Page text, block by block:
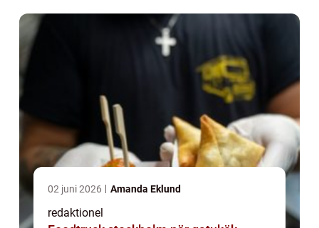
02 juni 2026 Amanda Eklund
redaktionel